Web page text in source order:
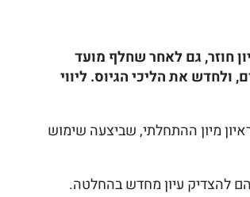
חוזר, גם לאחר שחלף מועד
ולחדש את הליכי הגיוס. ליווי
נפסלה לגיוס למשטרה בגלל שסיפרה בראיון מיון ההתחלתי, שביצעה שימוש
להצדיק עיון מחדש בהחלטה.